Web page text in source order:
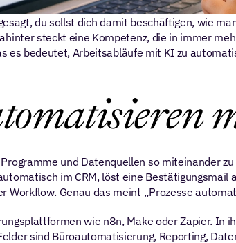
du sollst dich damit beschäftigen, wie
steckt eine Kompetenz, die in immer
es bedeutet, Arbeitsabläufe mit KI zu
und Datenquellen so miteinander
im CRM, löst eine Bestätigungsmail
Workflow. Genau das meint „Prozesse
wie n8n, Make oder Zapier. In
sind Büroautomatisierung, Reporting,